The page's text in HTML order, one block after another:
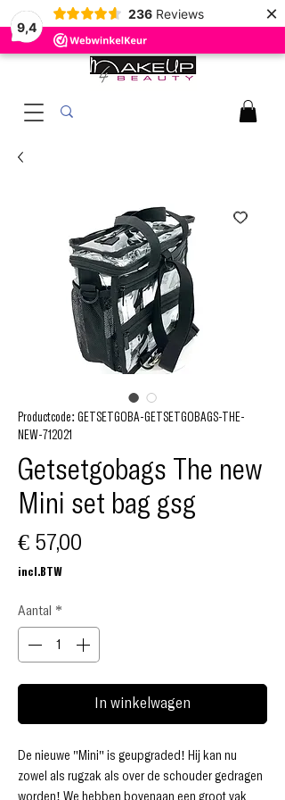
9,4
236 Reviews ×
Productcode: GETSETGOBA-GETSETGOBAGS-THE-
NEW-712021
Getsetgobags The new
Mini set bag gsg
€ 57,00
incl.BTW
Aantal *
In winkelwagen
De nieuwe "Mini" is geüpgraded! Hij kan nu
zowel als rugzak als over de schouder gedragen
worden! We hebben bovenaan een groot vak